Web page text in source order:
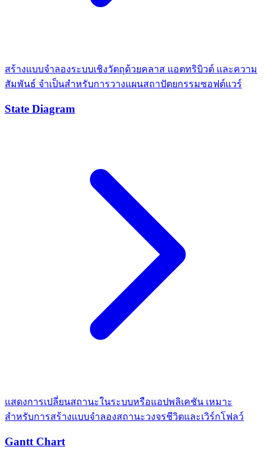
สร้างแบบจำลองระบบเชิงวัตถุด้วยคลาส แอตทริบิวต์ และความ
สัมพันธ์ จำเป็นสำหรับการวางแผนสถาปัตยกรรมซอฟต์แวร์
State Diagram
แสดงการเปลี่ยนสถานะในระบบหรือแอปพลิเคชัน เหมาะ
สำหรับการสร้างแบบจำลองสถานะวงจรชีวิตและเวิร์กโฟลว์
Gantt Chart